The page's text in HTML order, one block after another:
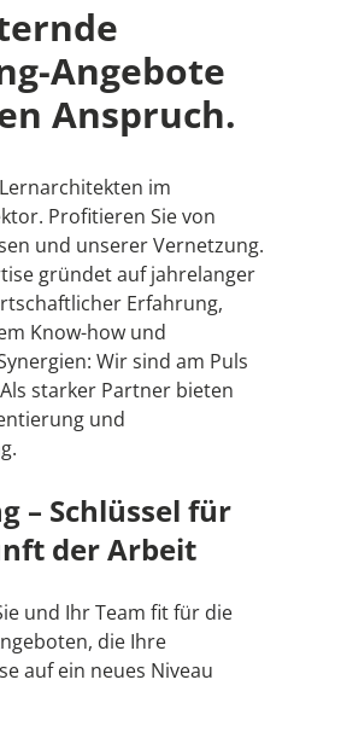
Angebote
Anspruch.
im
Profitieren Sie von
und unserer Vernetzung.
gründet auf jahrelanger
Erfahrung,
Know-how und
Wir sind am Puls
starker Partner bieten
und
– Schlüssel für
der Arbeit
und Ihr Team fit für die
die Ihre
auf ein neues Niveau